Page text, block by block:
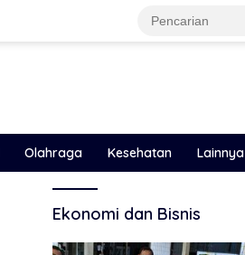
Olahraga Kesehatan Lainnya
Ekonomi dan Bisnis